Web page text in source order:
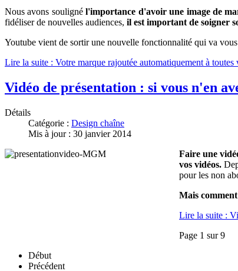
Nous avons soulignél'importance d'avoir une image de
fidéliser de nouvelles audiences, il est important de soigner
Youtube vient de sortir une nouvelle fonctionnalité qui va
Lire la suite : Votre marque rajoutée automatiquement à toutes
Vidéo de présentation : si vous n'en
Détails
Catégorie : Design chaîne
Mis à jour : 30 janvier 2014
Faire une
vos vidéos.
pour les non
Mais
Lire la suite :
Page 1 sur 9
Début
Précédent